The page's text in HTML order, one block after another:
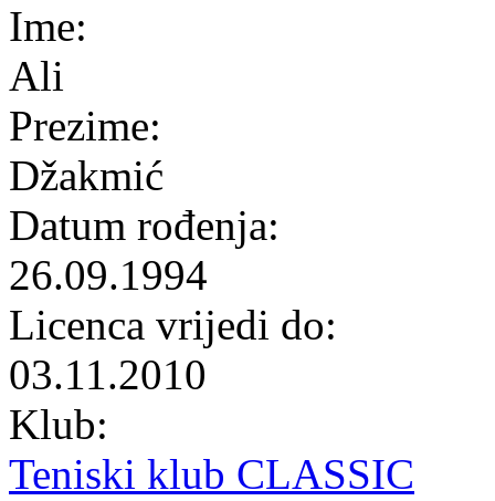
Ime:
Ali
Prezime:
Džakmić
Datum rođenja:
26.09.1994
Licenca vrijedi do:
03.11.2010
Klub:
Teniski klub CLASSIC